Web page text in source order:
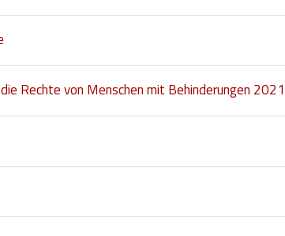
Rechte von Menschen mit Behinderungen